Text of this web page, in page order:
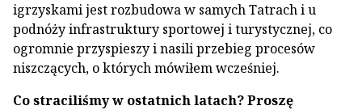
igrzyskami jest rozbudowa w samych Tatrach i u
podnóży infrastruktury sportowej i turystycznej, co
ogromnie przyspieszy i nasili przebieg procesów
niszczących, o których mówiłem wcześniej.
Co straciliśmy w ostatnich latach? Proszę